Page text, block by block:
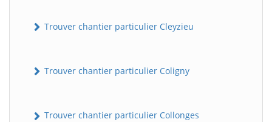
Trouver chantier particulier Cleyzieu
Trouver chantier particulier Coligny
Trouver chantier particulier Collonges